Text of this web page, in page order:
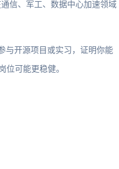
信、军工、数据中心加速领域
与开源项目或实习，证明你能
可能更稳健。